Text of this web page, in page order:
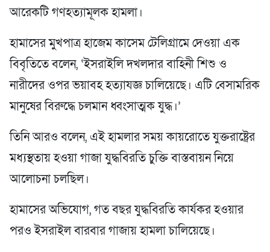
আরেকটি গণহত্যামূলক হামলা।
হামাসের মুখপাত্র হাজেম কাসেম টেলিগ্রামে দেওয়া এক
বিবৃতিতে বলেন, ‘ইসরাইলি দখলদার বাহিনী শিশু ও
নারীদের ওপর ভয়াবহ হত্যাযজ্ঞ চালিয়েছে। এটি বেসামরিক
মানুষের বিরুদ্ধে চলমান ধ্বংসাত্মক যুদ্ধ।’
তিনি আরও বলেন, এই হামলার সময় কায়রোতে যুক্তরাষ্ট্রের
মধ্যস্থতায় হওয়া গাজা যুদ্ধবিরতি চুক্তি বাস্তবায়ন নিয়ে
আলোচনা চলছিল।
হামাসের অভিযোগ, গত বছর যুদ্ধবিরতি কার্যকর হওয়ার
পরও ইসরাইল বারবার গাজায় হামলা চালিয়েছে।